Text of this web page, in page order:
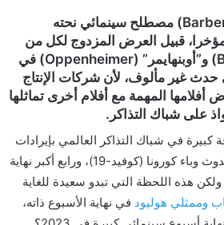
“باربنهايمر” (Barbenheimer) مصطلح سينمائي نحته
قبيل العرض المزدوج لكل من
فيلمي “باربي” (Barbie) و”أوبنهايمر” (Oppenheimer) في
حدث غير مألوف، لأن شركات الإنتاج
المهمة مع أفلام أخرى تماثلها
على شباك التذاكر.
في شباك التذاكر العالمي بإيرادات
لم تشهدها السينما منذ حدوث وباء كورونا (كوفيد-19)، ورابع أكبر نهاية
هذه اللحظة التي تبدو سعيدة للغاية
وممثلي هوليود في نهاية الأسبوع ذاته،